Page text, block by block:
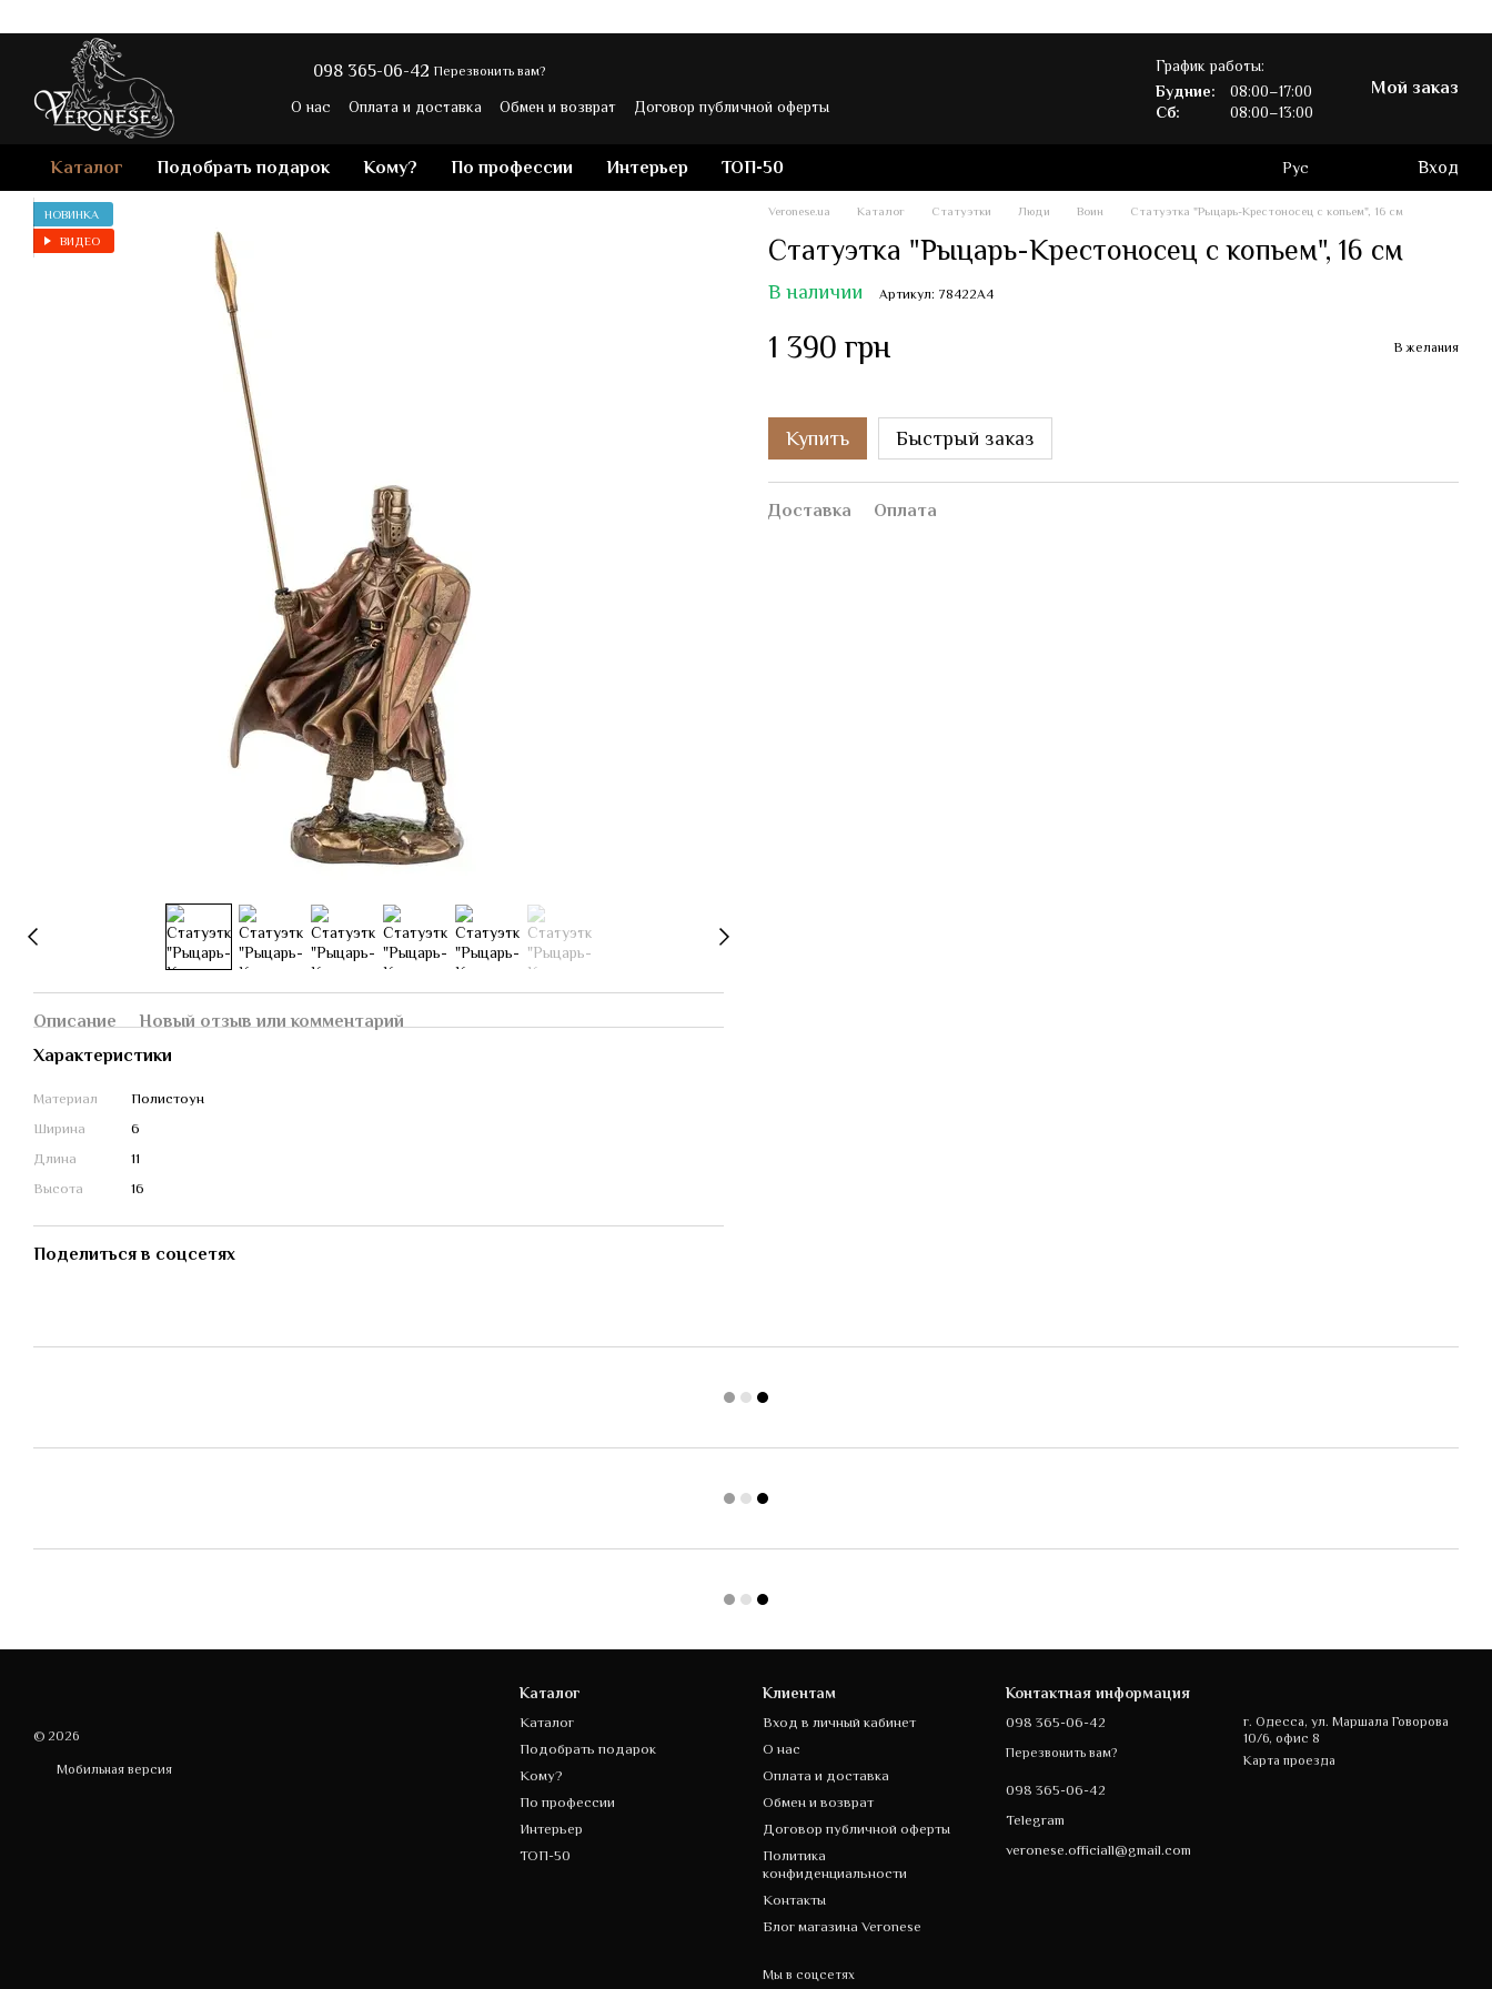
098 365-06-42 Перезвонить вам?
О нас Оплата и доставка Обмен и возврат
Договор публичной оферты
График работы:
Будние:
08:00–17:00
Сб:
08:00–13:00
Мой заказ
Каталог Подобрать подарок Кому? По профессии Интерьер ТОП-50 Рус Вход
НОВИНКА
ВИДЕО
Описание
Новый отзыв или комментарий
Характеристики
Материал
Полистоун
Ширина
6
Длина
11
Высота
16
Поделиться в соцсетях
Veronese.ua Каталог Статуэтки Люди Воин Статуэтка "Рыцарь-Крестоносец с копьем", 16 см
Статуэтка "Рыцарь-Крестоносец с копьем", 16 см
В наличии Артикул: 78422A4
1 390 грн В желания
Купить Быстрый заказ
Доставка Оплата
© 2026
Мобильная версия
Каталог
Каталог
Подобрать подарок
Кому?
По профессии
Интерьер
ТОП-50
Клиентам
Вход в личный кабинет
О нас
Оплата и доставка
Обмен и возврат
Договор публичной оферты
Политика
конфиденциальности
Контакты
Блог магазина Veronese
Мы в соцсетях
Контактная информация
098 365-06-42
Перезвонить вам?
098 365-06-42
Telegram
veronese.officiall@gmail.com
г. Одесса, ул. Маршала Говорова
10/6, офис 8
Карта проезда